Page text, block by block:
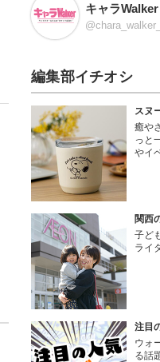
キャラWalker
@chara_walker_
編集部イチオシ
スヌ
癒や
っと
やイ
関西
子ど
ライ
注目
ウォ
る話